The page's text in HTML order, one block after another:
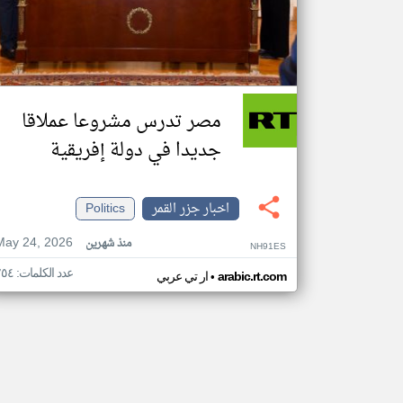
مصر تدرس مشروعا عملاقا
جديدا في دولة إفريقية
اخبار جزر القمر
Politics
24, 2026
منذ شهرين NH91ES
ار تي عربي• arabic.rt.com عدد الكلمات: ٢٥٤